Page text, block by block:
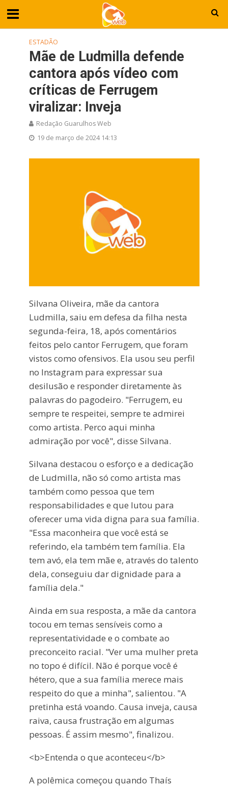
ESTADÃO
Mãe de Ludmilla defende
cantora após vídeo com
críticas de Ferrugem
viralizar: Inveja
Redação Guarulhos Web
19 de março de 2024 14:13
Silvana Oliveira, mãe da cantora
Ludmilla, saiu em defesa da filha nesta
segunda-feira, 18, após comentários
feitos pelo cantor Ferrugem, que foram
vistos como ofensivos. Ela usou seu perfil
no Instagram para expressar sua
desilusão e responder diretamente às
palavras do pagodeiro. "Ferrugem, eu
sempre te respeitei, sempre te admirei
como artista. Perco aqui minha
admiração por você", disse Silvana.
Silvana destacou o esforço e a dedicação
de Ludmilla, não só como artista mas
também como pessoa que tem
responsabilidades e que lutou para
oferecer uma vida digna para sua família.
"Essa maconheira que você está se
referindo, ela também tem família. Ela
tem avó, ela tem mãe e, através do talento
dela, conseguiu dar dignidade para a
família dela."
Ainda em sua resposta, a mãe da cantora
tocou em temas sensíveis como a
representatividade e o combate ao
preconceito racial. "Ver uma mulher preta
no topo é difícil. Não é porque você é
hétero, que a sua família merece mais
respeito do que a minha", salientou. "A
pretinha está voando. Causa inveja, causa
raiva, causa frustração em algumas
pessoas. É assim mesmo", finalizou.
<b>Entenda o que aconteceu</b>
A polêmica começou quando Thaís